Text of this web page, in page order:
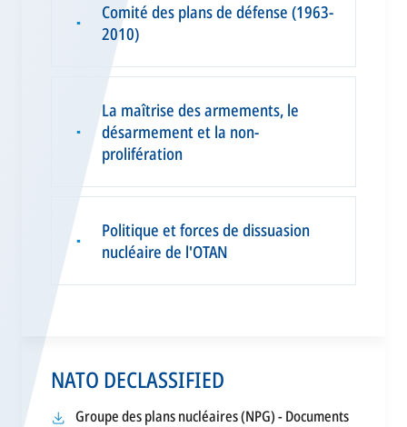
▪
Comité des plans de défense (1963-
2010)
▪
La maîtrise des armements, le
désarmement et la non-
prolifération
▪
Politique et forces de dissuasion
nucléaire de l'OTAN
NATO DECLASSIFIED
Groupe des plans nucléaires (NPG) - Documents